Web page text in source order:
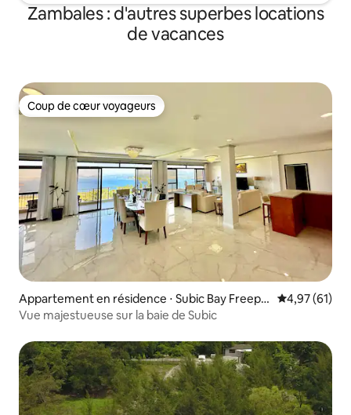
Zambales : d'autres superbes locations
de vacances
Coup de cœur voyageurs
Coup de cœur voyageurs
Appartement en résidence ⋅ Subic Bay Freepo
rt Zone
Évaluation
4,97 (61)
Vue majestueuse sur la baie de Subic